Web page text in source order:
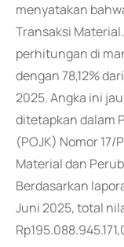
menyatakan
Transaksi
perhitungan di
dengan 78,12%
2025. Angka ini
ditetapkan dalam
(POJK) Nomor
Material dan
Berdasarkan
Juni 2025, total